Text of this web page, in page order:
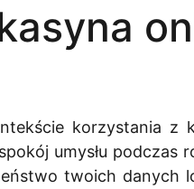
korzystania z
umysłu podczas
twoich danych